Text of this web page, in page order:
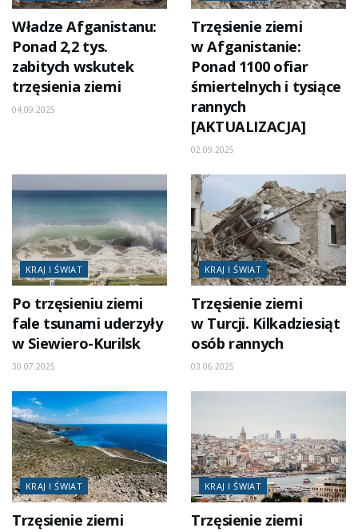
Władze Afganistanu:
Ponad 2,2 tys.
zabitych wskutek
trzęsienia ziemi
04.09.2025
Trzęsienie ziemi
w Afganistanie:
Ponad 1100 ofiar
śmiertelnych i tysiące
rannych
[AKTUALIZACJA]
02.09.2025
KRAJ I ŚWIAT
Po trzęsieniu ziemi
fale tsunami uderzyły
w Siewiero-Kurilsk
30.07.2025
KRAJ I ŚWIAT
Trzęsienie ziemi
w Turcji. Kilkadziesiąt
osób rannych
03.06.2025
KRAJ I ŚWIAT
Trzęsienie ziemi
KRAJ I ŚWIAT
Trzęsienie ziemi